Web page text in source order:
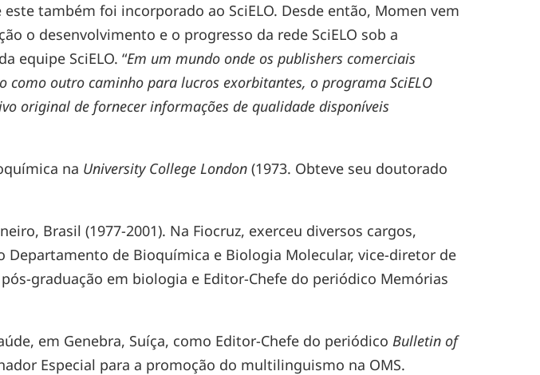
este também foi incorporado ao SciELO. Desde então, Momen vem
o desenvolvimento e o progresso da rede SciELO sob a
equipe SciELO. “Em um mundo onde os publishers comerciais
como outro caminho para lucros exorbitantes, o programa SciELO
original de fornecer informações de qualidade disponíveis
na University College London(1973. Obteve seu doutorado
Brasil (1977-2001). Na Fiocruz, exerceu diversos cargos,
de Bioquímica e Biologia Molecular, vice-diretor de
graduação em biologia e Editor-Chefe do periódico Memórias
em Genebra, Suíça, como Editor-Chefe do periódicoBulletin of
Especial para a promoção do multilinguismo na OMS.